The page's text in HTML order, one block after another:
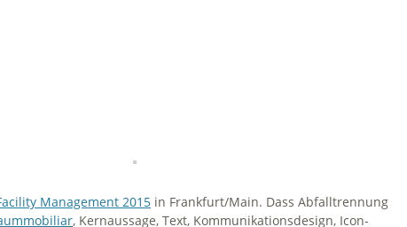
Management 2015 in Frankfurt/Main. Dass Abfalltrennung
, Kernaussage, Text, Kommunikationsdesign, Icon-